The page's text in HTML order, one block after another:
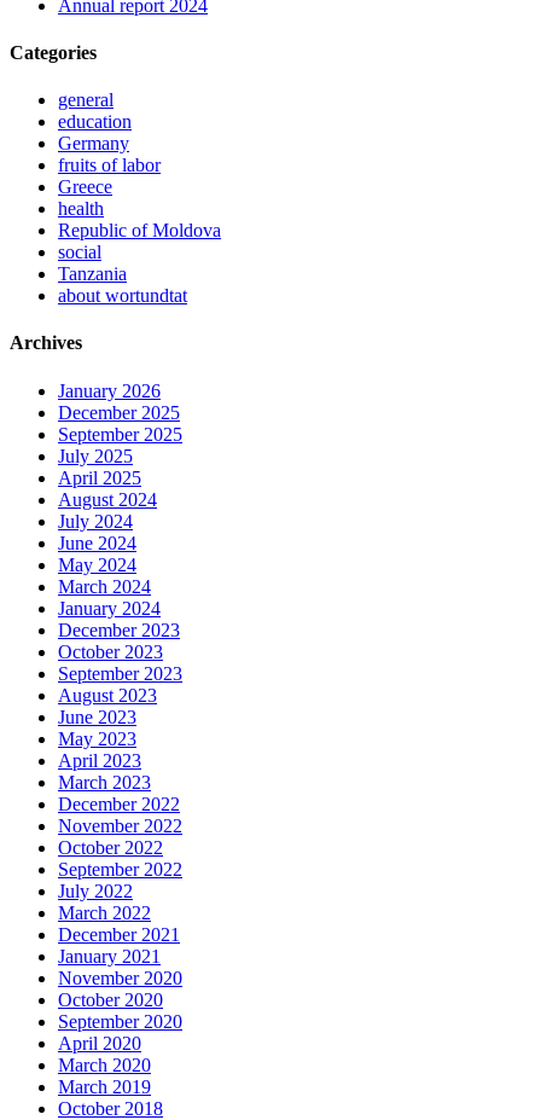
Annual report 2024
Categories
general
education
Germany
fruits of labor
Greece
health
Republic of Moldova
social
Tanzania
about wortundtat
Archives
January 2026
December 2025
September 2025
July 2025
April 2025
August 2024
July 2024
June 2024
May 2024
March 2024
January 2024
December 2023
October 2023
September 2023
August 2023
June 2023
May 2023
April 2023
March 2023
December 2022
November 2022
October 2022
September 2022
July 2022
March 2022
December 2021
January 2021
November 2020
October 2020
September 2020
April 2020
March 2020
March 2019
October 2018